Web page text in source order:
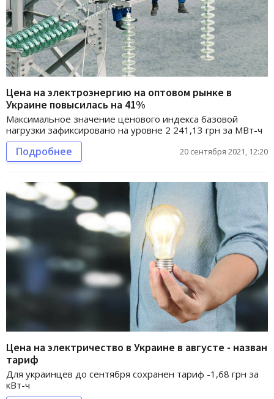
Цена на электроэнергию на оптовом рынке в
Украине повысилась на 41%
Максимальное значение ценового индекса базовой
нагрузки зафиксировано на уровне 2 241,13 грн за МВт-ч
Подробнее 20 сентября 2021, 12:20
Цена на электричество в Украине в августе - назван
тариф
Для украинцев до сентября сохранен тариф -1,68 грн за
кВт-ч